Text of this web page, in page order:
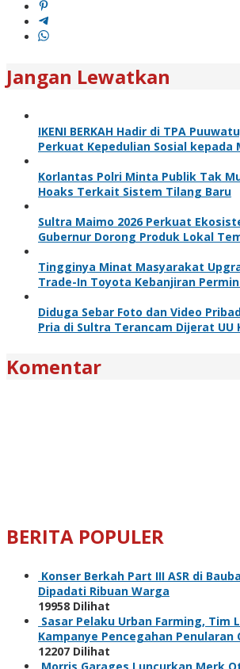
Jangan Lewatkan
IKENI BERKAH Hadir di TPA
Perkuat Kepedulian Sosial kepada
Korlantas Polri Minta Publik Tak
Hoaks Terkait Sistem Tilang Baru
Sultra Maimo 2026 Perkuat
Gubernur Dorong Produk Lokal
Tingginya Minat Masyarakat
Trade-In Toyota Kebanjiran
Diduga Sebar Foto dan Video
Pria di Sultra Terancam Dijerat UU
Komentar
BERITA POPULER
Konser Berkah Part III ASR di
Dipadati Ribuan Warga
19958 Dilihat
Sasar Pelaku Urban Farming, Tim
Kampanye Pencegahan Penularan
12207 Dilihat